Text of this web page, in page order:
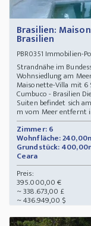
Brasilien:
Brasilien
PBR0351 Immobilien-
Strandnähe im
Wohnsiedlung am
Maisonette-Villa mit 6
Cumbuco - Brasilien
Suiten befindet sich
m vom Meer entfernt
Zimmer: 6
Wohnfläche:
Grundstück:
Ceara
Preis:
395.000,00 €
~ 338.673,00 £
~ 436.949,00 $